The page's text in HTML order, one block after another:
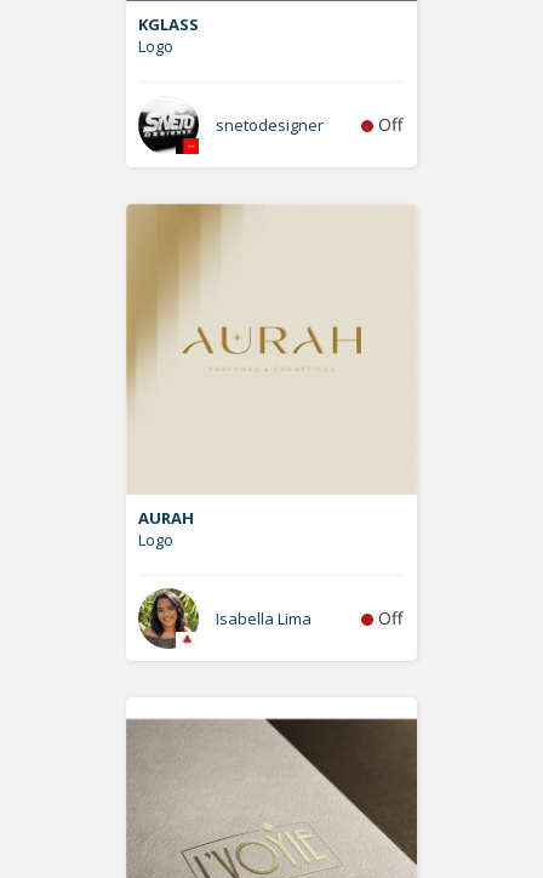
KGLASS
Logo
snetodesigner Off
AURAH
Logo
Isabella Lima Off